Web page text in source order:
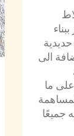
الى
ما
جميعًا